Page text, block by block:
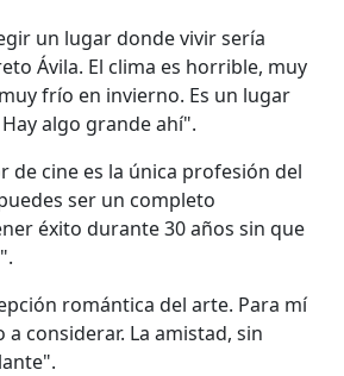
un lugar donde vivir sería
Ávila. El clima es horrible, muy
frío en invierno. Es un lugar
algo grande ahí".
de cine es la única profesión del
ser un completo
éxito durante 30 años sin que
romántica del arte. Para mí
considerar. La amistad, sin